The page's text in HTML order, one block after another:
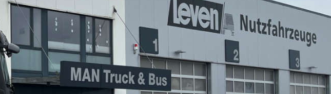
Leven
Nutzfahrzeuge
GmbH
KG
Instandsetzung
MG